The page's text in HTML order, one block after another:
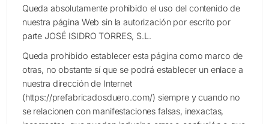
Queda absolutamente prohibido el uso del contenido de
nuestra página Web sin la autorización por escrito por
parte JOSÉ ISIDRO TORRES, S.L.
Queda prohibido establecer esta página como marco de
otras, no obstante sí que se podrá establecer un enlace a
nuestra dirección de Internet
(https://prefabricadosduero.com/) siempre y cuando no
se relacionen con manifestaciones falsas, inexactas,